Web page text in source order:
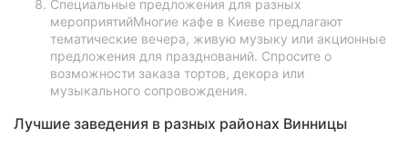
Специальные предложения для разных
мероприятийМногие кафе в Киеве предлагают
тематические вечера, живую музыку или акционные
предложения для празднований. Спросите о
возможности заказа тортов, декора или
музыкального сопровождения.
Лучшие заведения в разных районах Винницы